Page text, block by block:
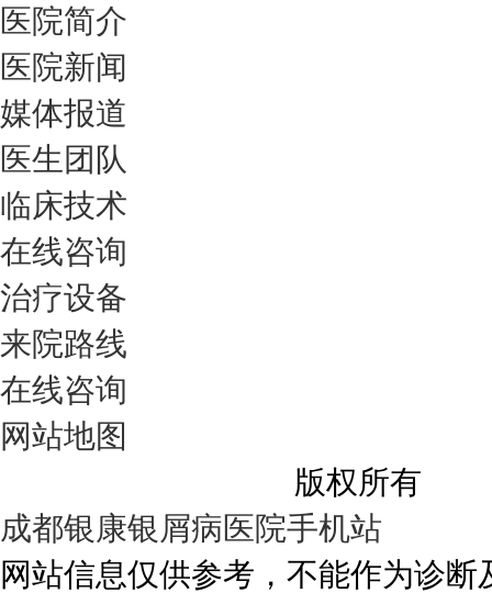
医院简介
医院新闻
媒体报道
医生团队
临床技术
在线咨询
治疗设备
来院路线
在线咨询
网站地图
版权所有
成都银康银屑病医院手机站
网站信息仅供参考，不能作为诊